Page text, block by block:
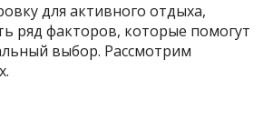
для активного отдыха,
ряд факторов, которые помогут
выбор. Рассмотрим